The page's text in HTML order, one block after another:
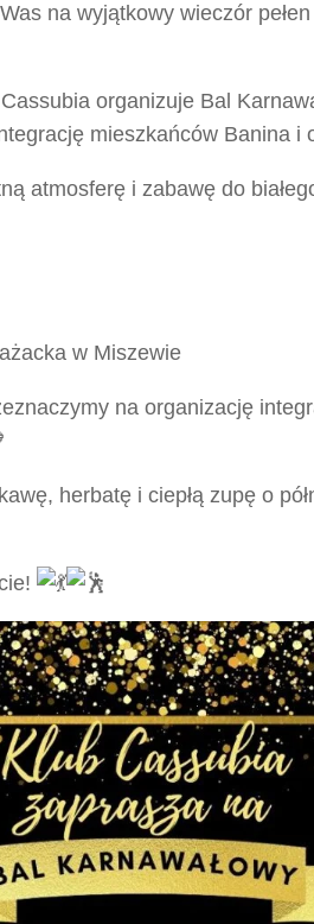
na wyjątkowy wieczór
organizuje Bal
mieszkańców Banina i
atmosferę i zabawę do
w Miszewie
na organizację
herbatę i ciepłą zupę o